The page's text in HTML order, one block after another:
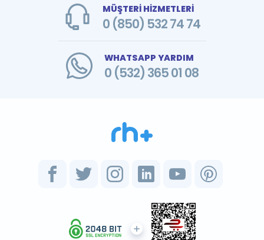
MÜŞTERİ HİZMETLERİ
0 (850) 532 74 74
WHATSAPP YARDIM
0 (532) 365 01 08